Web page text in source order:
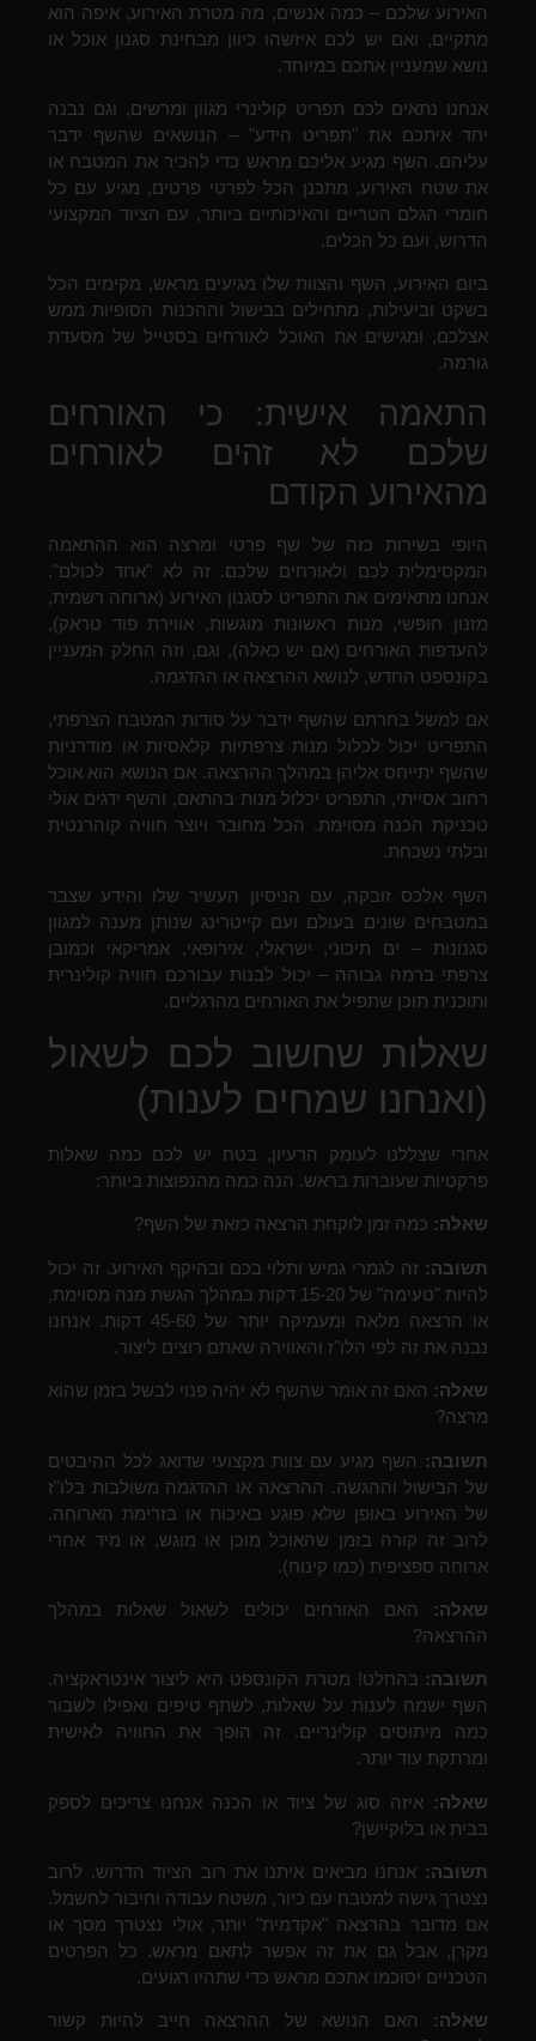
האירוע שלכם – כמה אנשים, מה מטרת האירוע, איפה הוא
מתקיים, ואם יש לכם איזשהו כיוון מבחינת סגנון אוכל או
נושא שמעניין אתכם במיוחד.
אנחנו נתאים לכם תפריט קולינרי מגוון ומרשים, וגם נבנה
יחד איתכם את "תפריט הידע" – הנושאים שהשף ידבר
עליהם. השף מגיע אליכם מראש כדי להכיר את המטבח או
את שטח האירוע, מתכנן הכל לפרטי פרטים, מגיע עם כל
חומרי הגלם הטריים והאיכותיים ביותר, עם הציוד המקצועי
הדרוש, ועם כל הכלים.
ביום האירוע, השף והצוות שלו מגיעים מראש, מקימים הכל
בשקט וביעילות, מתחילים בבישול וההכנות הסופיות ממש
אצלכם, ומגישים את האוכל לאורחים בסטייל של מסעדת
גורמה.
התאמה אישית: כי האורחים
שלכם לא זהים לאורחים
מהאירוע הקודם
היופי בשירות כזה של שף פרטי ומרצה הוא ההתאמה
המקסימלית לכם ולאורחים שלכם. זה לא "אחד לכולם".
אנחנו מתאימים את התפריט לסגנון האירוע (ארוחה רשמית,
מזנון חופשי, מנות ראשונות מוגשות, אווירת פוד טראק),
להעדפות האורחים (אם יש כאלה), וגם, וזה החלק המעניין
בקונספט החדש, לנושא ההרצאה או ההדגמה.
אם למשל בחרתם שהשף ידבר על סודות המטבח הצרפתי,
התפריט יכול לכלול מנות צרפתיות קלאסיות או מודרניות
שהשף יתייחס אליהן במהלך ההרצאה. אם הנושא הוא אוכל
רחוב אסייתי, התפריט יכלול מנות בהתאם, והשף ידגים אולי
טכניקת הכנה מסוימת. הכל מחובר ויוצר חוויה קוהרנטית
ובלתי נשכחת.
השף אלכס זובקה, עם הניסיון העשיר שלו והידע שצבר
במטבחים שונים בעולם ועם קייטרינג שנותן מענה למגוון
סגנונות – ים תיכוני, ישראלי, אירופאי, אמריקאי וכמובן
צרפתי ברמה גבוהה – יכול לבנות עבורכם חוויה קולינרית
ותוכנית תוכן שתפיל את האורחים מהרגליים.
שאלות שחשוב לכם לשאול
(ואנחנו שמחים לענות)
אחרי שצללנו לעומק הרעיון, בטח יש לכם כמה שאלות
פרקטיות שעוברות בראש. הנה כמה מהנפוצות ביותר:
שאלה: כמה זמן לוקחת הרצאה כזאת של השף?
תשובה: זה לגמרי גמיש ותלוי בכם ובהיקף האירוע. זה יכול
להיות "טעימה" של 15-20 דקות במהלך הגשת מנה מסוימת,
או הרצאה מלאה ומעמיקה יותר של 45-60 דקות. אנחנו
נבנה את זה לפי הלו"ז והאווירה שאתם רוצים ליצור.
שאלה: האם זה אומר שהשף לא יהיה פנוי לבשל בזמן שהוא
מרצה?
תשובה: השף מגיע עם צוות מקצועי שדואג לכל ההיבטים
של הבישול וההגשה. ההרצאה או ההדגמה משולבות בלו"ז
של האירוע באופן שלא פוגע באיכות או בזרימת הארוחה.
לרוב זה קורה בזמן שהאוכל מוכן או מוגש, או מיד אחרי
ארוחה ספציפית (כמו קינוח).
שאלה:
האם האורחים יכולים לשאול שאלות במהלך
ההרצאה?
תשובה: בהחלט! מטרת הקונספט היא ליצור אינטראקציה.
השף ישמח לענות על שאלות, לשתף טיפים ואפילו לשבור
כמה מיתוסים קולינריים. זה הופך את החוויה לאישית
ומרתקת עוד יותר.
שאלה: איזה סוג של ציוד או הכנה אנחנו צריכים לספק
בבית או בלוקיישן?
תשובה: אנחנו מביאים איתנו את רוב הציוד הדרוש. לרוב
נצטרך גישה למטבח עם כיור, משטח עבודה וחיבור לחשמל.
אם מדובר בהרצאה "אקדמית" יותר, אולי נצטרך מסך או
מקרן, אבל גם את זה אפשר לתאם מראש. כל הפרטים
הטכניים יסוכמו אתכם מראש כדי שתהיו רגועים.
שאלה:
האם הנושא של ההרצאה חייב להיות קשור